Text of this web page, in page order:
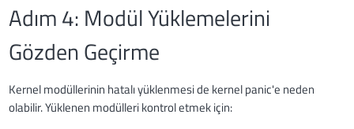
Adım 4: Modül Yüklemelerini
Gözden Geçirme
Kernel modüllerinin hatalı yüklenmesi de kernel panic'e neden
olabilir. Yüklenen modülleri kontrol etmek için: